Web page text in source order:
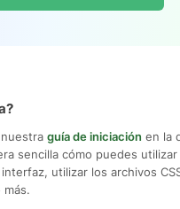
guía de iniciación en la
sencilla cómo puedes
utilizar los archivos